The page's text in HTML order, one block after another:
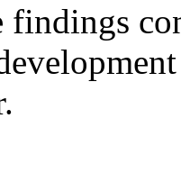
findings